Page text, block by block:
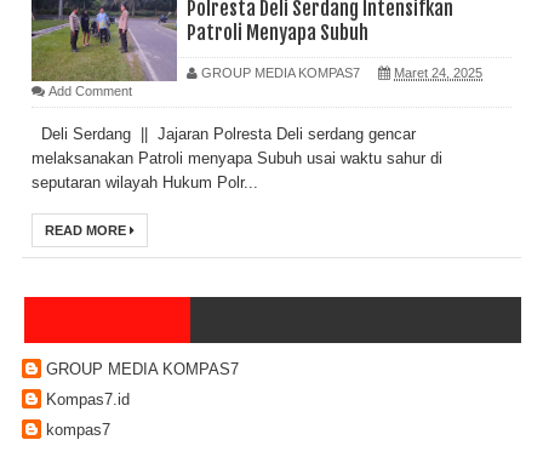
Polresta Deli Serdang Intensifkan
Patroli Menyapa Subuh
GROUP MEDIA KOMPAS7
Maret 24, 2025
Add Comment
Deli Serdang || Jajaran Polresta Deli serdang gencar
melaksanakan Patroli menyapa Subuh usai waktu sahur di
seputaran wilayah Hukum Polr...
READ MORE
GROUP MEDIA KOMPAS7
Kompas7.id
kompas7